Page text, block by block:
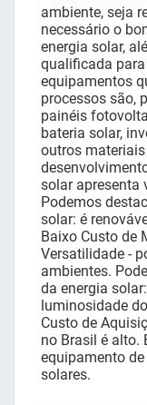
ambiente, seja
necessário o
energia solar,
qualificada para
equipamentos
processos são,
painéis
bateria solar,
outros
solar apresenta
Podemos
solar: é
Baixo Custo de
Versatilidade -
ambientes.
da energia
luminosidade
Custo de
no Brasil é alto.
equipamento
solares.